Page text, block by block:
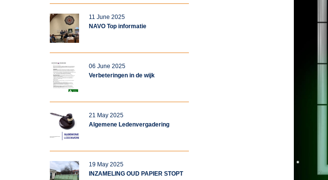
11 June 2025
NAVO Top informatie
06 June 2025
Verbeteringen in de wijk
21 May 2025
Algemene Ledenvergadering
19 May 2025
INZAMELING OUD PAPIER STOPT